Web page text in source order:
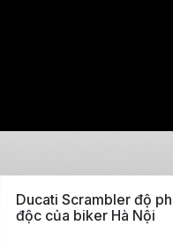
Ducati Scrambler độ
độc của biker Hà Nội